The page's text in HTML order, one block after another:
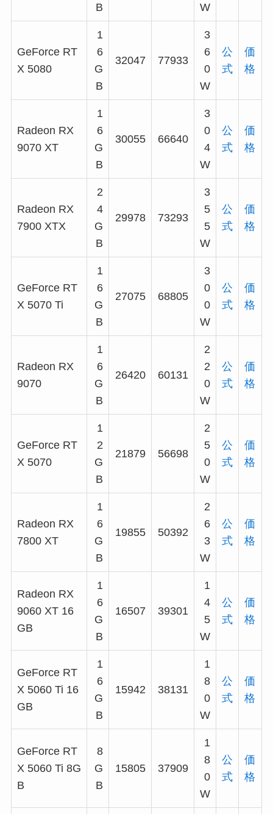
B
W
GeForce RT
X 5080
1
6
G
B
32047 77933
3
6
0
W
公
式
価
格
Radeon RX
9070 XT
1
6
G
B
30055 66640
3
0
4
W
公
式
価
格
Radeon RX
7900 XTX
2
4
G
B
29978 73293
3
5
5
W
公
式
価
格
GeForce RT
X 5070 Ti
1
6
G
B
27075 68805
3
0
0
W
公
式
価
格
Radeon RX
9070
1
6
G
B
26420 60131
2
2
0
W
公
式
価
格
GeForce RT
X 5070
1
2
G
B
21879 56698
2
5
0
W
公
式
価
格
Radeon RX
7800 XT
1
6
G
B
19855 50392
2
6
3
W
公
式
価
格
Radeon RX
9060 XT 16
GB
1
6
G
B
16507 39301
1
4
5
W
公
式
価
格
GeForce RT
X 5060 Ti 16
GB
1
6
G
B
15942 38131
1
8
0
W
公
式
価
格
GeForce RT
X 5060 Ti 8G
B
8
G
B
15805 37909
1
8
0
W
公
式
価
格